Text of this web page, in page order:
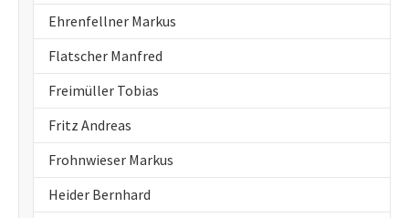
Ehrenfellner Markus
Flatscher Manfred
Freimüller Tobias
Fritz Andreas
Frohnwieser Markus
Heider Bernhard